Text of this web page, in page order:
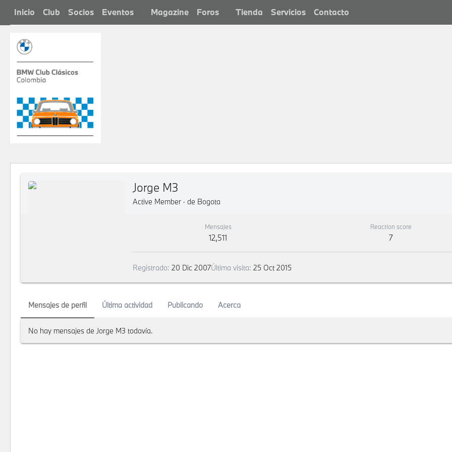
Inicio Club Socios Eventos Magazine Foros Tienda Servicios Contacto
Jorge M3
Active Member · de Bogota
Mensajes
12,511
Reaction score
7
Registrado 20 Dic 2007Última visita 25 Oct 2015
Mensajes de perfil Última actividad Publicando Acerca
No hay mensajes de Jorge M3 todavía.